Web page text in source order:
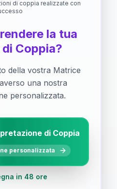
di coppia realizzate con
la tua
Coppia?
della vostra Matrice
una nostra
personalizzata.
di Coppia
personalizzata
in 48 ore